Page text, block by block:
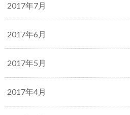
2017年7月
2017年6月
2017年5月
2017年4月